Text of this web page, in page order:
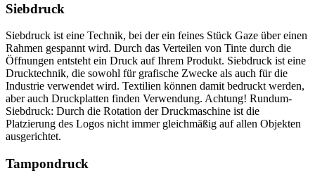
Siebdruck
Siebdruck ist eine Technik, bei der ein feines Stück Gaze über einen
Rahmen gespannt wird. Durch das Verteilen von Tinte durch die
Öffnungen entsteht ein Druck auf Ihrem Produkt. Siebdruck ist eine
Drucktechnik, die sowohl für grafische Zwecke als auch für die
Industrie verwendet wird. Textilien können damit bedruckt werden,
aber auch Druckplatten finden Verwendung. Achtung! Rundum-
Siebdruck: Durch die Rotation der Druckmaschine ist die
Platzierung des Logos nicht immer gleichmäßig auf allen Objekten
ausgerichtet.
Tampondruck